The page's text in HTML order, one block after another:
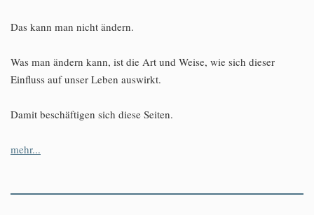
Das kann man nicht ändern.
Was man ändern kann, ist die Art und Weise, wie sich dieser
Einfluss auf unser Leben auswirkt.
Damit beschäftigen sich diese Seiten.
mehr...